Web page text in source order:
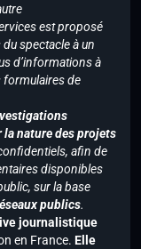
est proposé
spectacle à un
d’informations à
formulaires de
nature des projets
afin de
disponibles
sur la base
publics.
journalistique
en France. Elle